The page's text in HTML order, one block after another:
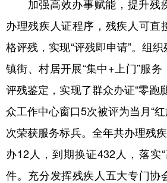
加强高效办事赋能，提升残
办理残疾人证程序，残疾人可直
格评残，实现“评残即申请”。组
镇街、村居开展“集中+上门”服
评残鉴定，实现了群众办证“零跑
众工作中心窗口5次被评为当月“
次荣获服务标兵。全年共办理残
办12人，到期换证432人，落实
件。充分发挥残疾人五大专门协